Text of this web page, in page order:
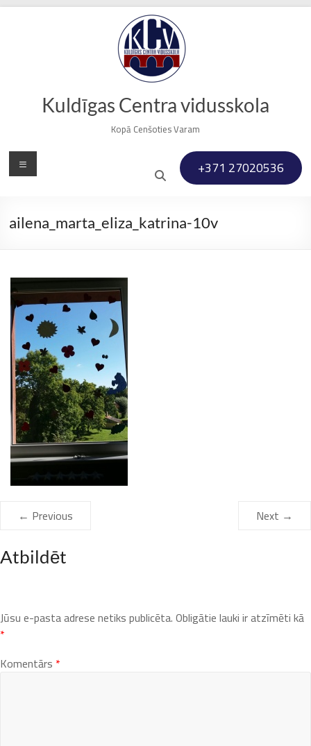
Skip
Kuldīgas Centra vidusskola
Kopā Cenšoties Varam
+371 27020536
Menu
ailena_marta_eliza_katrina-10v
← Previous Next →
Atbildēt
Jūsu e-pasta adrese netiks publicēta.Obligātie lauki ir atzīmēti kā
*
Komentārs *